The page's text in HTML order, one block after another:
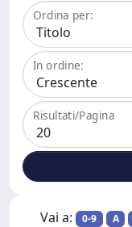
Ordina per:
In ordine:
Risultati/Pagina
Vai a: 0-9 A